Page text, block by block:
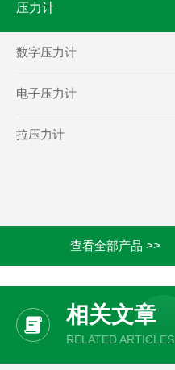
压力计
数字压力计
电子压力计
拉压力计
查看全部产品 >>
相关文章
RELATED ARTICLES